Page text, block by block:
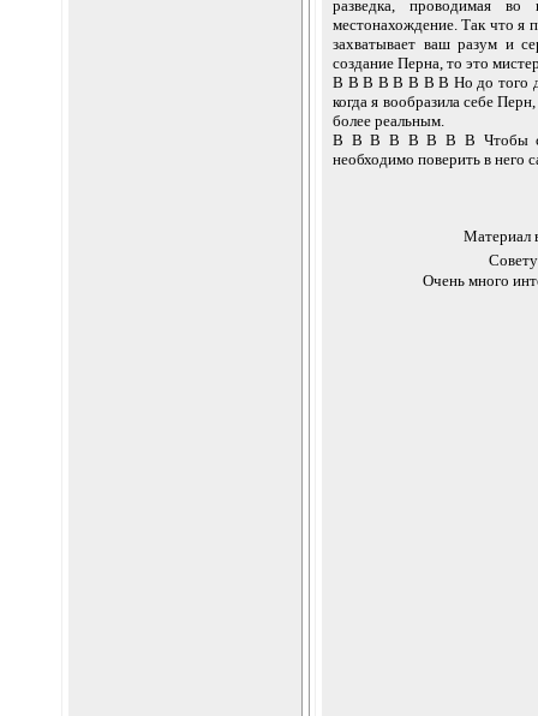
разведка, проводимая
местонахождение. Так что я
захватывает ваш разум и
создание Перна, то это
В В В В В В В В Но до того
когда я вообразила себе
более реальным.
В В В В В В В В Чтобы
необходимо поверить в него
Материал
Очень много